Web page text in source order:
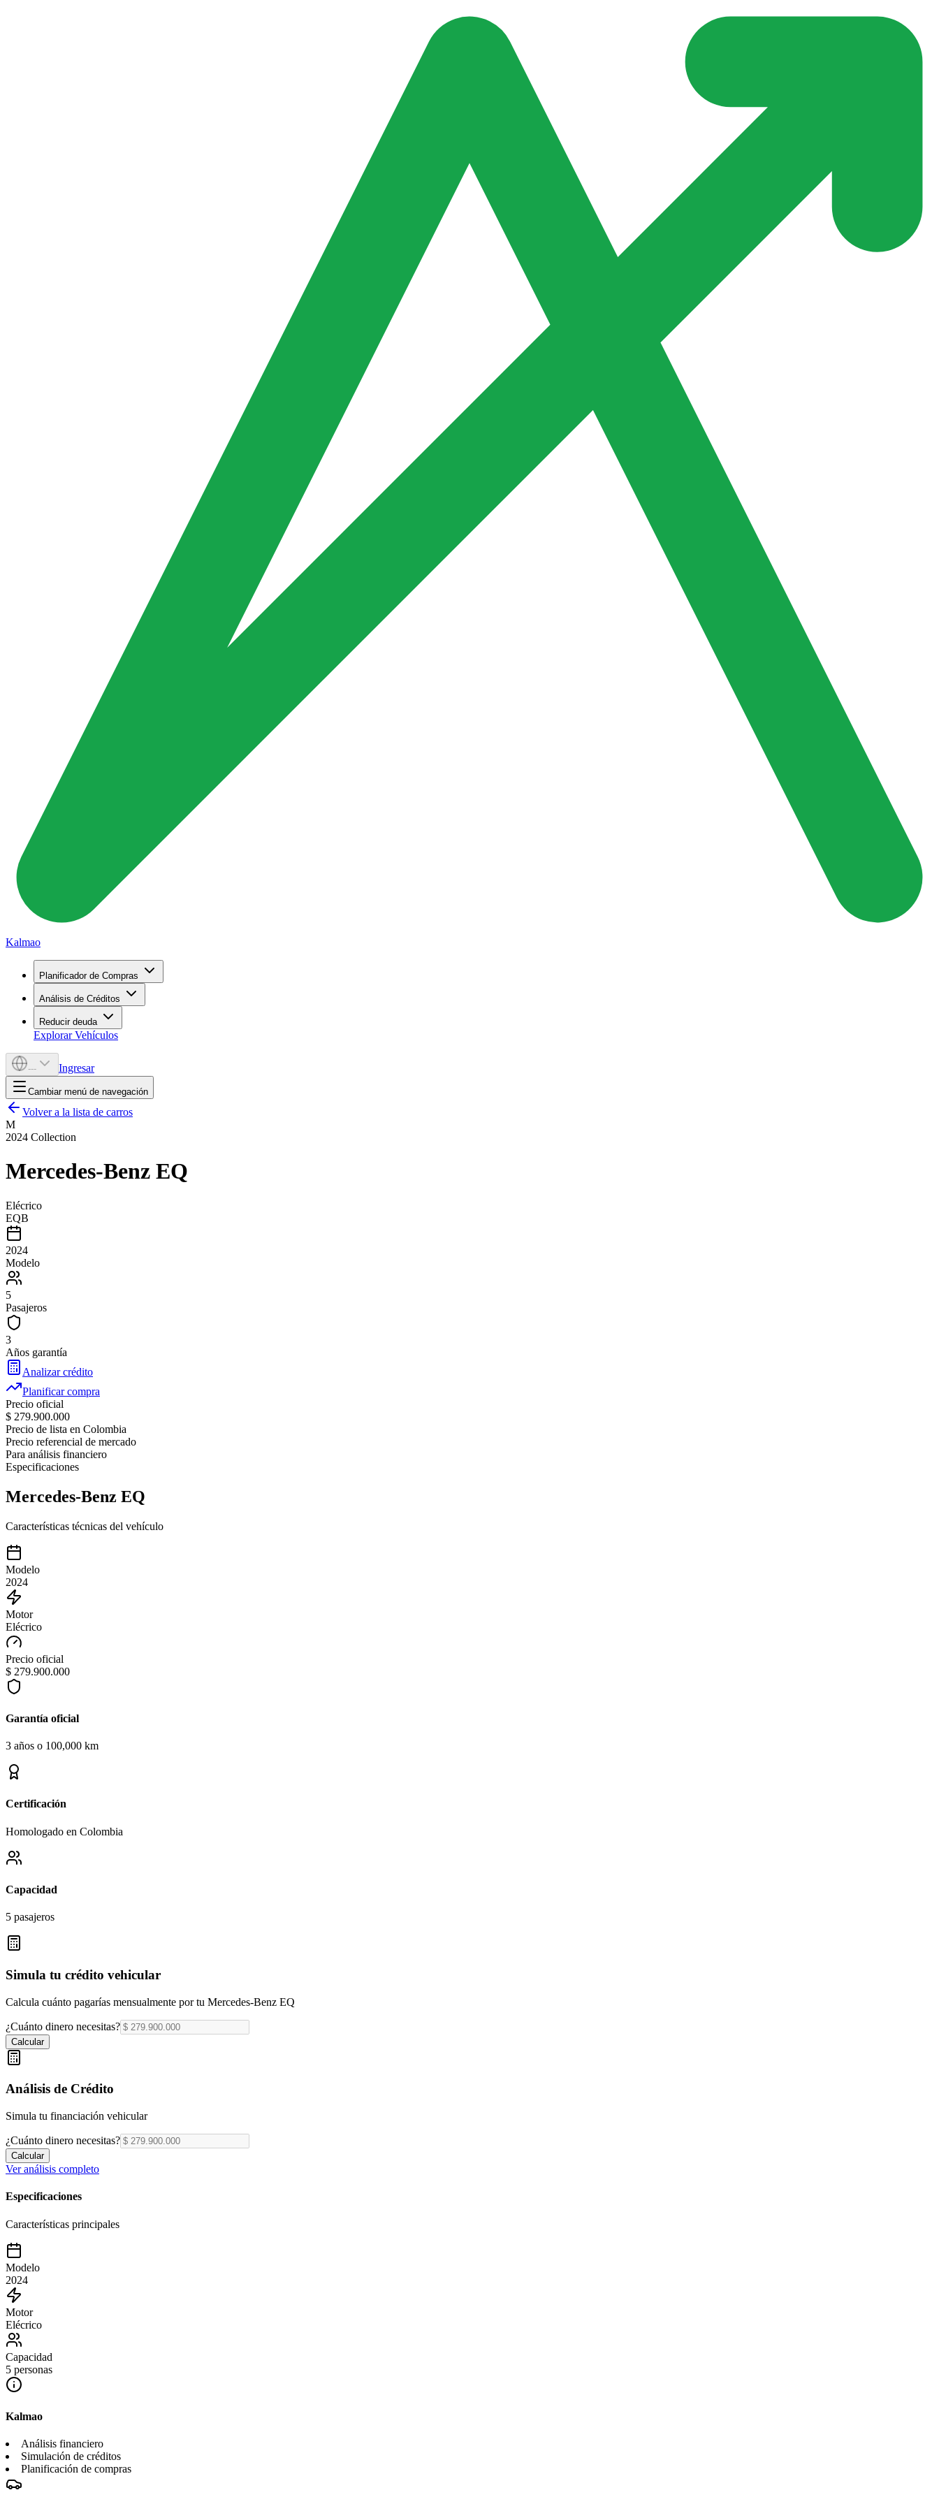
Kalmao
Planificador de Compras
Análisis de Créditos
Reducir deuda
Explorar Vehículos
--- Ingresar
Cambiar menú de navegación
Volver a la lista de carros
M
2024 Collection
Mercedes-Benz EQ
Elécrico
EQB
2024
Modelo
5
Pasajeros
3
Años garantía
Analizar crédito
Planificar compra
Precio oficial
$ 279.900.000
Precio de lista en Colombia
Precio referencial de mercado
Para análisis financiero
Especificaciones
Mercedes-Benz EQ
Características técnicas del vehículo
Modelo
2024
Motor
Elécrico
Precio oficial
$ 279.900.000
Garantía oficial
3 años o 100,000 km
Certificación
Homologado en Colombia
Capacidad
5 pasajeros
Simula tu crédito vehicular
Calcula cuánto pagarías mensualmente por tu Mercedes-Benz EQ
¿Cuánto dinero necesitas?
Calcular
Análisis de Crédito
Simula tu financiación vehicular
¿Cuánto dinero necesitas?
Calcular
Ver análisis completo
Especificaciones
Características principales
Modelo
2024
Motor
Elécrico
Capacidad
5 personas
Kalmao
Análisis financiero
Simulación de créditos
Planificación de compras